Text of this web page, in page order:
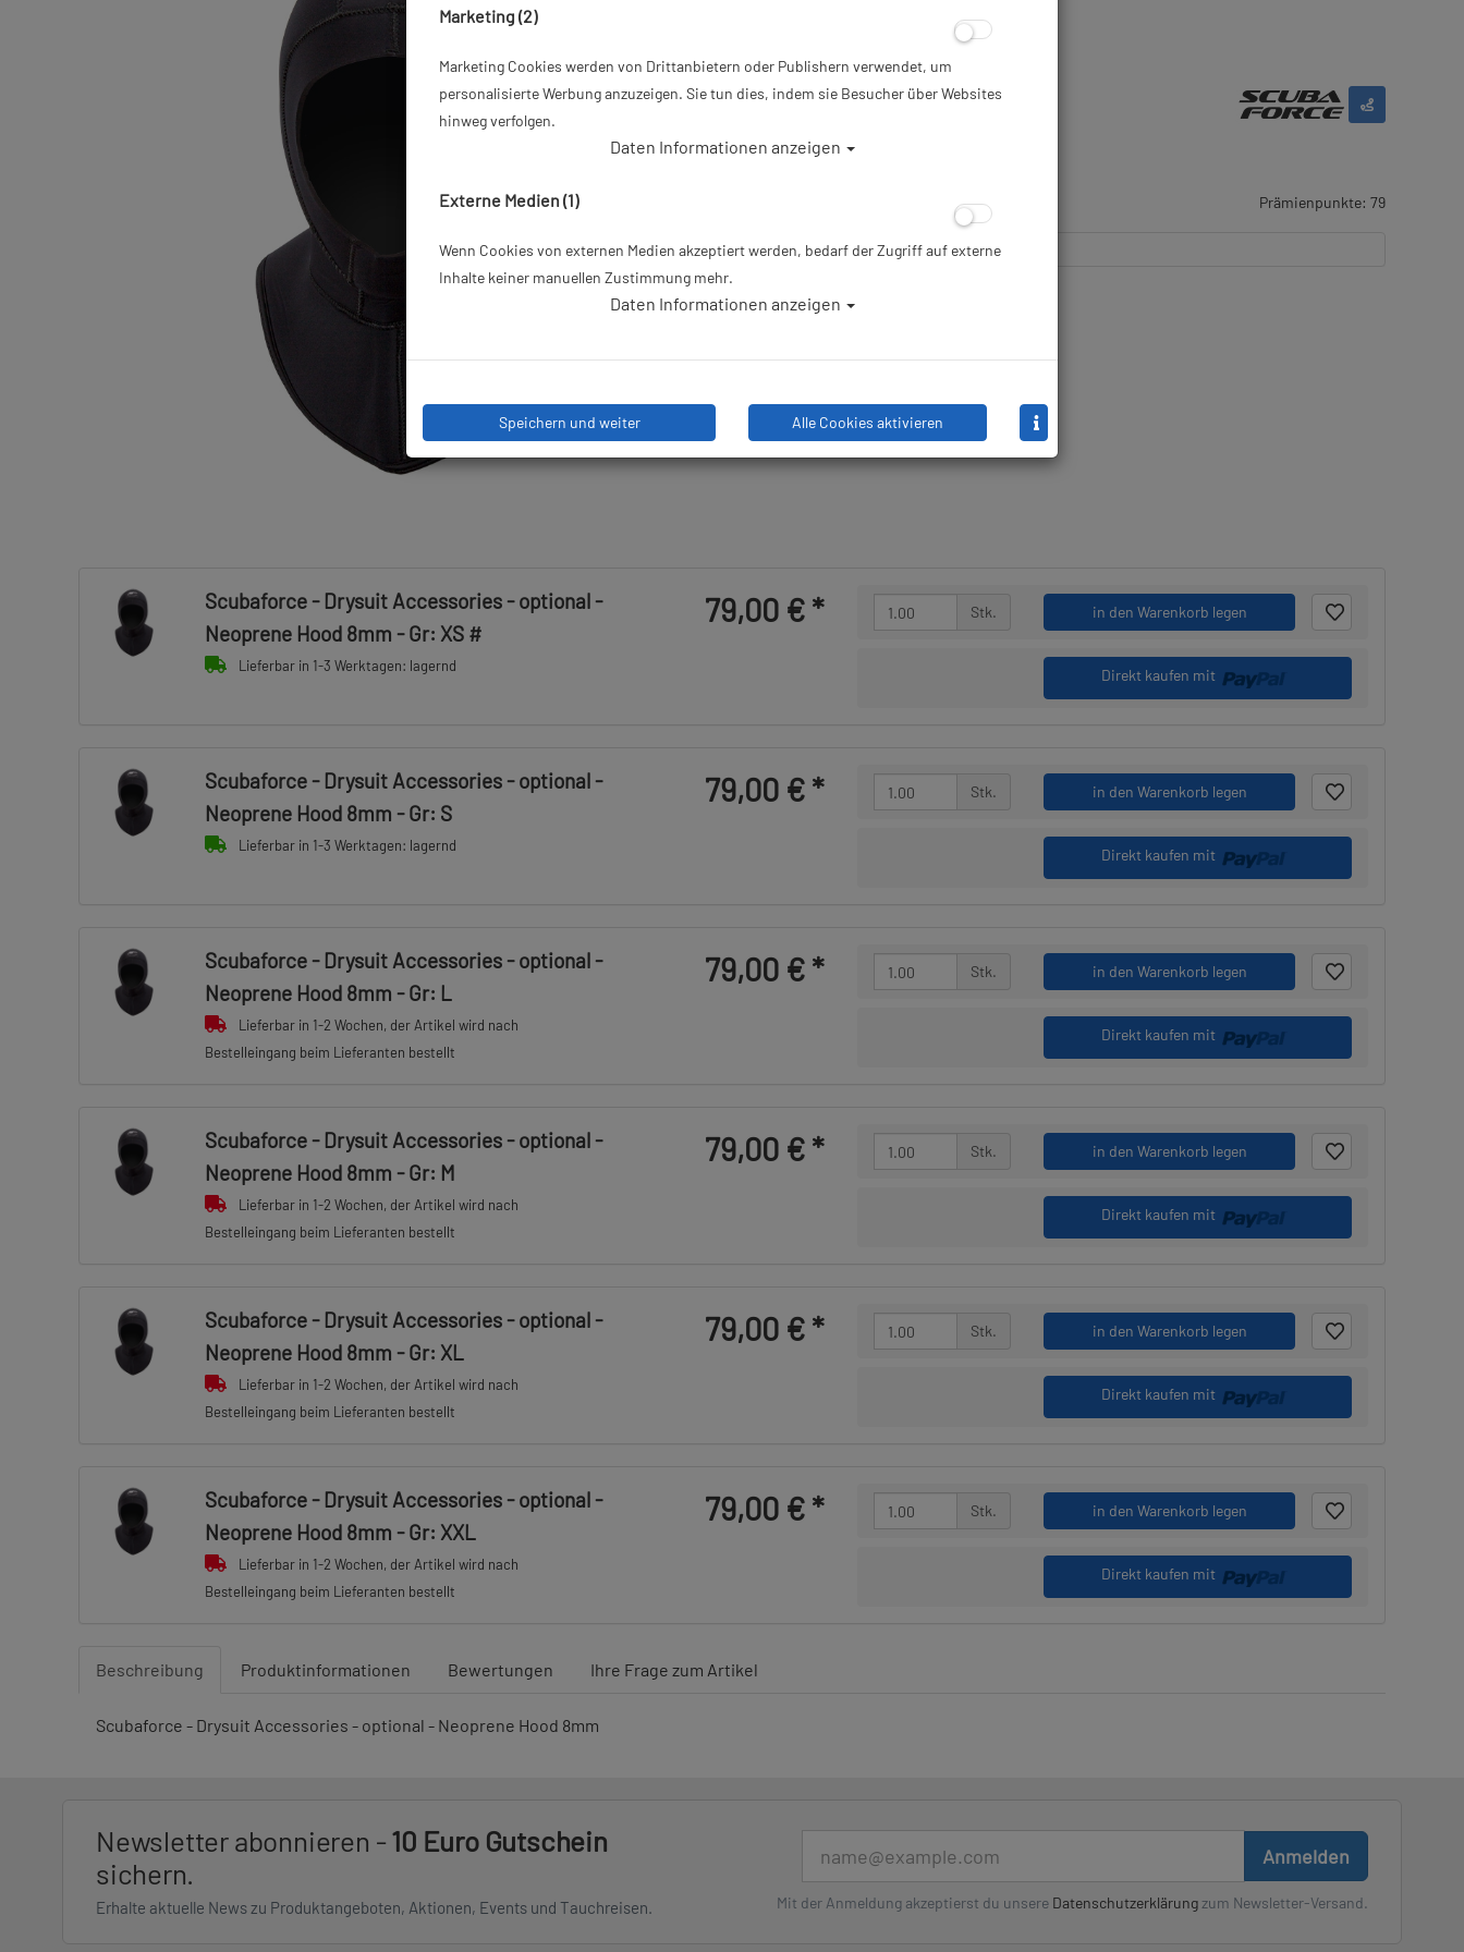
ab79,00 €*
Herstellerpreis: 79,00 €
Prämienpunkte: 79
Scubaforce - Drysuit Accessories - optional -
Neoprene Hood 8mm - Gr: XS #
Lieferbar in 1-3 Werktagen: lagernd
79,00 €* Stk. in den Warenkorb legen
Direkt kaufen mit
Scubaforce - Drysuit Accessories - optional -
Neoprene Hood 8mm - Gr: S
Lieferbar in 1-3 Werktagen: lagernd
79,00 €* Stk. in den Warenkorb legen
Direkt kaufen mit
Scubaforce - Drysuit Accessories - optional -
Neoprene Hood 8mm - Gr: L
Lieferbar in 1-2 Wochen, der Artikel wird nach
Bestelleingang beim Lieferanten bestellt
79,00 €* Stk. in den Warenkorb legen
Direkt kaufen mit
Scubaforce - Drysuit Accessories - optional -
Neoprene Hood 8mm - Gr: M
Lieferbar in 1-2 Wochen, der Artikel wird nach
Bestelleingang beim Lieferanten bestellt
79,00 €* Stk. in den Warenkorb legen
Direkt kaufen mit
Scubaforce - Drysuit Accessories - optional -
Neoprene Hood 8mm - Gr: XL
Lieferbar in 1-2 Wochen, der Artikel wird nach
Bestelleingang beim Lieferanten bestellt
79,00 €* Stk. in den Warenkorb legen
Direkt kaufen mit
Scubaforce - Drysuit Accessories - optional -
Neoprene Hood 8mm - Gr: XXL
Lieferbar in 1-2 Wochen, der Artikel wird nach
Bestelleingang beim Lieferanten bestellt
79,00 €* Stk. in den Warenkorb legen
Direkt kaufen mit
Beschreibung Produktinformationen Bewertungen Ihre Frage zum Artikel
Scubaforce - Drysuit Accessories - optional - Neoprene Hood 8mm
Newsletter abonnieren -10 Euro Gutschein
sichern.
Erhalte aktuelle News zu Produktangeboten, Aktionen, Events und Tauchreisen.
Anmelden
Mit der Anmeldung akzeptierst du unsere Datenschutzerklärung zum Newsletter-Versand.
Marketing (2)
Marketing Cookies werden von Drittanbietern oder Publishern verwendet, um
personalisierte Werbung anzuzeigen. Sie tun dies, indem sie Besucher über Websites
hinweg verfolgen.
Daten Informationen anzeigen
Externe Medien (1)
Wenn Cookies von externen Medien akzeptiert werden, bedarf der Zugriff auf externe
Inhalte keiner manuellen Zustimmung mehr.
Daten Informationen anzeigen
Speichern und weiter Alle Cookies aktivieren